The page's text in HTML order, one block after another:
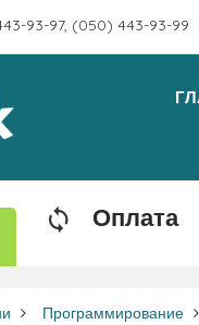
93-97, (050) 443-93-99
Оплата
Программирование